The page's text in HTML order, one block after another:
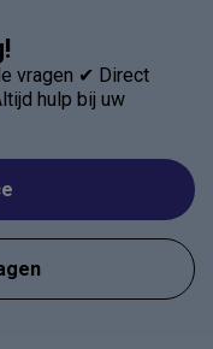
vragen ✔ Direct
hulp bij uw